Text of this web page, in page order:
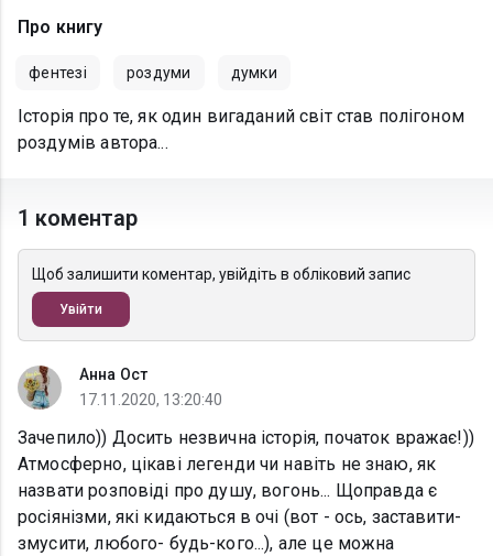
Про книгу
фентезі роздуми думки
Історія про те, як один вигаданий світ став полігоном
роздумів автора...
1 коментар
Щоб залишити коментар, увійдіть в обліковий запис
Увійти
Анна Ост
17.11.2020, 13:20:40
Зачепило)) Досить незвична історія, початок вражає!))
Атмосферно, цікаві легенди чи навіть не знаю, як
назвати розповіді про душу, вогонь... Щоправда є
росіянізми, які кидаються в очі (вот - ось, заставити-
змусити, любого- будь-кого...), але це можна